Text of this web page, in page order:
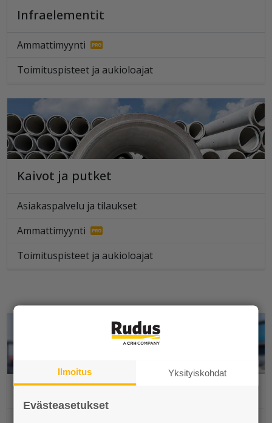
Infraelementit
Ammattimyynti
Toimituspisteet ja aukioloajat
Kaivot ja putket
Asiakaspalvelu ja tilaukset
Ammattimyynti
Toimituspisteet ja aukioloajat
Elpo-hormi
Ilmoitus Yksityiskohdat
Evästeasetukset